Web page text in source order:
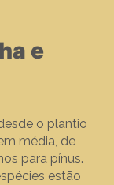
e
o plantio
média, de
para pínus.
estão